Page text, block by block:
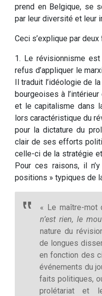
prend en Belgique, se
par leur diversité et leur
Ceci s’explique par deux
1. Le révisionnisme
refus d’appliquer le
Il traduit l’idéologie de
bourgeoises à
et le capitalisme dans
lors caractéristique du
pour la dictature du
clair de ses efforts
celle-ci de la stratégie
Pour ces raisons, il
positions » typiques de
« Le maître-mot
n’est rien, le
nature du
de longues
en fonction des
événements du
faits politiques,
prolétariat et